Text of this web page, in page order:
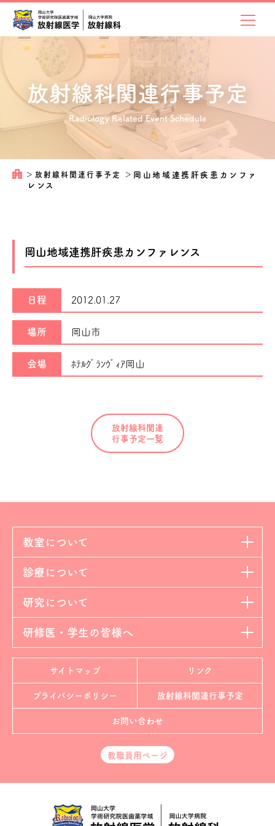
放射線科関連行事予定
Radiology Related Event Schedule
＞ 放射線科関連行事予定 ＞ 岡山地域連携肝疾患カンファ
レンス
岡山地域連携肝疾患カンファレンス
日程 2012.01.27
場所 岡山市
会場 ﾎﾃﾙｸﾞﾗﾝｳﾞｨｱ岡山
放射線科関連
行事予定一覧
教室について
診療について
研究について
研修医・学生の皆様へ
サイトマップ リンク
プライバシーポリシー 放射線科関連行事予定
お問い合わせ
教職員用ページ